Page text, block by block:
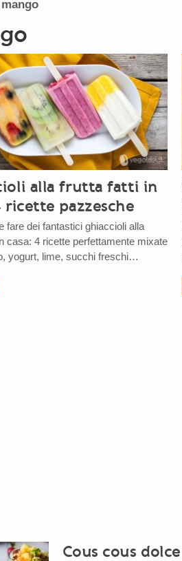
mango
alla frutta fatti in
ricette pazzesche
fare dei fantastici ghiaccioli alla
casa: 4 ricette perfettamente mixate
yogurt, lime, succhi freschi…
Cous cous